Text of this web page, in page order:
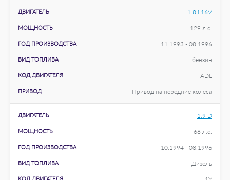
ДВИГАТЕЛЬ 1.8 i 16V
МОЩНОСТЬ 129 л.с.
ГОД ПРОИЗВОДСТВА 11.1993 - 08.1996
ВИД ТОПЛИВА бензин
КОД ДВИГАТЕЛЯ ADL
ПРИВОД Привод на передние колеса
ДВИГАТЕЛЬ 1.9 D
МОЩНОСТЬ 68 л.с.
ГОД ПРОИЗВОДСТВА 10.1994 - 08.1996
ВИД ТОПЛИВА Дизель